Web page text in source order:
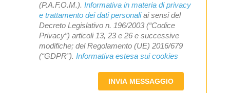
(P.A.F.O.M.). Informativa in materia di privacy
e trattamento dei dati personaliai sensi del
Decreto Legislativo n. 196/2003 (“Codice
Privacy”) articoli 13, 23 e 26 e successive
modifiche; del Regolamento (UE) 2016/679
(“GDPR”). Informativa estesa sui cookies
INVIA MESSAGGIO